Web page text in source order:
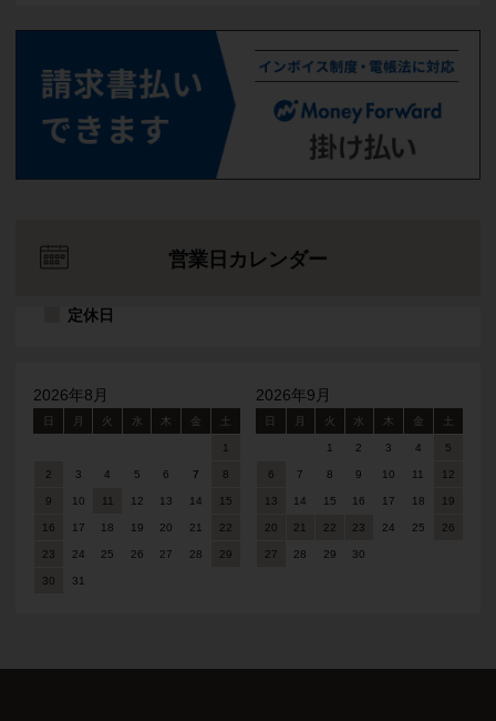
営業日カレンダー
定休日
2026年8月
火 水 木 金 土
1
2 3 4 5 6 7 8
9 10 11 12 13 14 15
16 17 18 19 20 21 22
23 24 25 26 27 28 29
30 31
2026年9月
火 水 木 金 土
1 2 3 4 5
6 7 8 9 10 11 12
13 14 15 16 17 18 19
20 21 22 23 24 25 26
27 28 29 30